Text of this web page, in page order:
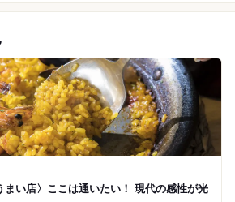
まい店〉ここは通いたい！ 現代の感性が光